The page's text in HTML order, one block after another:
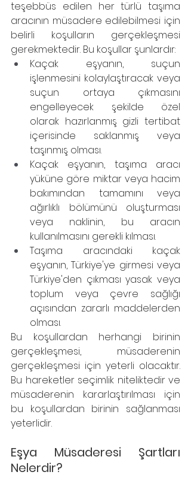
teşebbüs edilen her türlü taşıma
aracının müsadere edilebilmesi için
belirli koşulların gerçekleşmesi
gerekmektedir. Bu koşullar şunlardır:
Kaçak eşyanın, suçun
işlenmesini kolaylaştıracak veya
suçun ortaya çıkmasını
engelleyecek şekilde özel
olarak hazırlanmış gizli tertibat
içerisinde saklanmış veya
taşınmış olması.
Kaçak eşyanın, taşıma aracı
yüküne göre miktar veya hacim
bakımından tamamını veya
ağırlıklı bölümünü oluşturması
veya naklinin, bu aracın
kullanılmasını gerekli kılması.
Taşıma aracındaki kaçak
eşyanın, Türkiye'ye girmesi veya
Türkiye'den çıkması yasak veya
toplum veya çevre sağlığı
açısından zararlı maddelerden
olması.
Bu koşullardan herhangi birinin
gerçekleşmesi, müsaderenin
gerçekleşmesi için yeterli olacaktır.
Bu hareketler seçimlik niteliktedir ve
müsaderenin kararlaştırılması için
bu koşullardan birinin sağlanması
yeterlidir.
Eşya Müsaderesi Şartları
Nelerdir?